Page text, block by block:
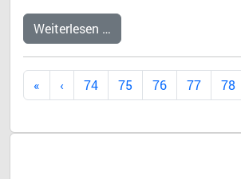
Weiterlesen …
74 75 76 77 78